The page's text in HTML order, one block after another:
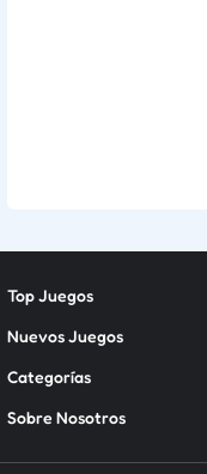
Top Juegos
Nuevos Juegos
Categorías
Sobre Nosotros